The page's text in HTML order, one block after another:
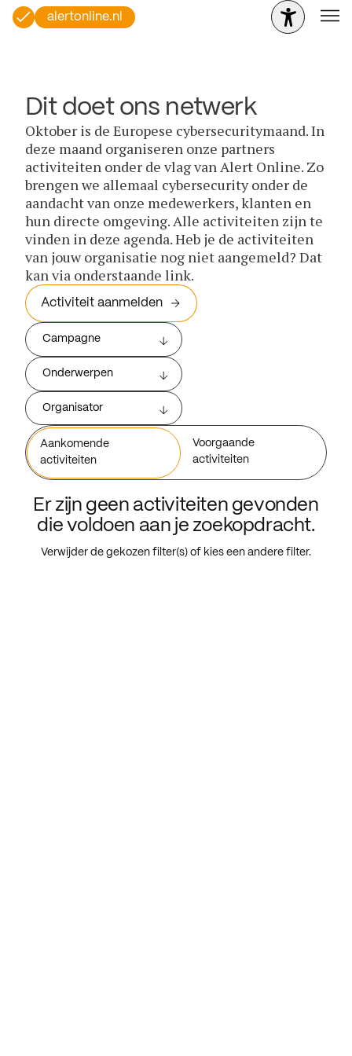
alertonline.nl
Dit doet ons netwerk
Oktober is de Europese cybersecuritymaand. In
deze maand organiseren onze partners
activiteiten onder de vlag van Alert Online. Zo
brengen we allemaal cybersecurity onder de
aandacht van onze medewerkers, klanten en
hun directe omgeving. Alle activiteiten zijn te
vinden in deze agenda. Heb je de activiteiten
van jouw organisatie nog niet aangemeld? Dat
kan via onderstaande link.
Activiteit aanmelden
Campagne
Onderwerpen
Organisator
Aankomende
activiteiten
Voorgaande
activiteiten
Er zijn geen activiteiten gevonden
die voldoen aan je zoekopdracht.
Verwijder de gekozen filter(s) of kies een andere filter.